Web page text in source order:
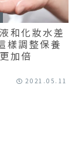
和化妝水差
樣調整保養
加倍
2021.05.11